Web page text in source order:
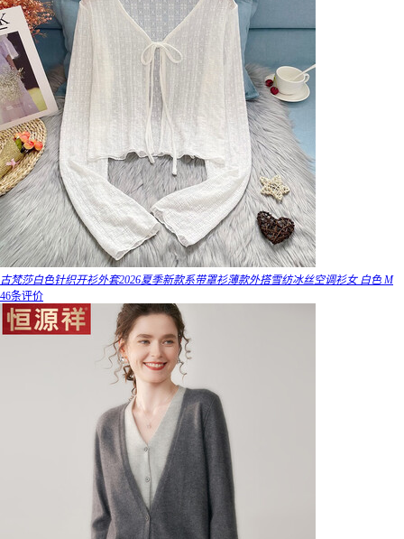
古梵莎白色针织开衫外套2026夏季新款系带罩衫薄款外搭雪纺冰丝空调衫女 白色 M
46条评价